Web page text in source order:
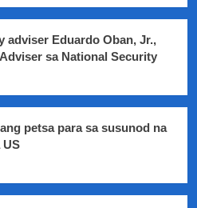
adviser Eduardo Oban, Jr.,
sa National Security
petsa para sa susunod na